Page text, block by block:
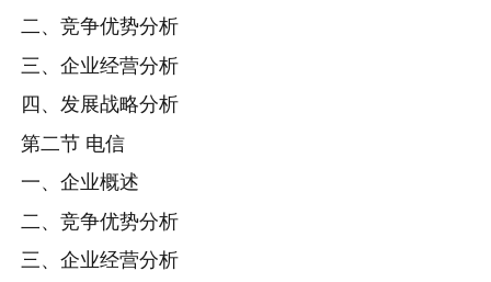
二、竞争优势分析
三、企业经营分析
四、发展战略分析
第二节 电信
一、企业概述
二、竞争优势分析
三、企业经营分析